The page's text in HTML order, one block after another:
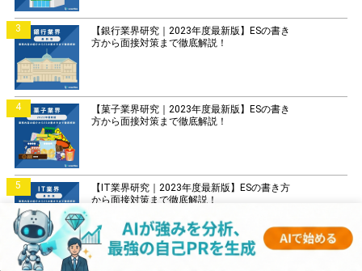
3
【銀行業界研究｜2023年度最新版】ESの書き
方から面接対策まで徹底解説！
4
【菓子業界研究｜2023年度最新版】ESの書き
方から面接対策まで徹底解説！
5
【IT業界研究｜2023年度最新版】ESの書き方
から面接対策まで徹底解説！